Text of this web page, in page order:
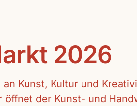
2026
an Kunst, Kultur und
öffnet der Kunst- und